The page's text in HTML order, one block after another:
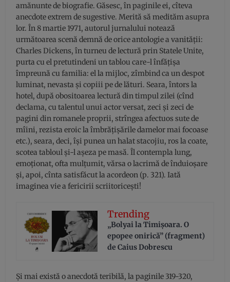
amănunte de biografie. Găsesc, în paginile ei, cîteva
anecdote extrem de sugestive. Merită să medităm asupra
lor. În 8 martie 1971, autorul jurnalului notează
următoarea scenă demnă de orice antologie a vanității:
Charles Dickens, în turneu de lectură prin Statele Unite,
purta cu el pretutindeni un tablou care-l înfățișa
împreună cu familia: el la mijloc, zîmbind ca un despot
luminat, nevasta și copiii pe de lături. Seara, întors la
hotel, după obositoarea lectură din timpul zilei (cînd
declama, cu talentul unui actor versat, zeci și zeci de
pagini din romanele proprii, strîngea afectuos sute de
mîini, rezista eroic la îmbrățișările damelor mai focoase
etc.), seara, deci, își punea un halat stacojiu, ros la coate,
scotea tabloul și-l așeza pe masă. Îl contempla lung,
emoționat, ofta mulțumit, vărsa o lacrimă de înduioșare
și, apoi, cînta satisfăcut la acordeon (p. 321). Iată
imaginea vie a fericirii scriitoricești!
Trending
„Bolyai la Timișoara. O
epopee onirică” (fragment)
de Caius Dobrescu
Și mai există o anecdotă teribilă, la paginile 319-320,